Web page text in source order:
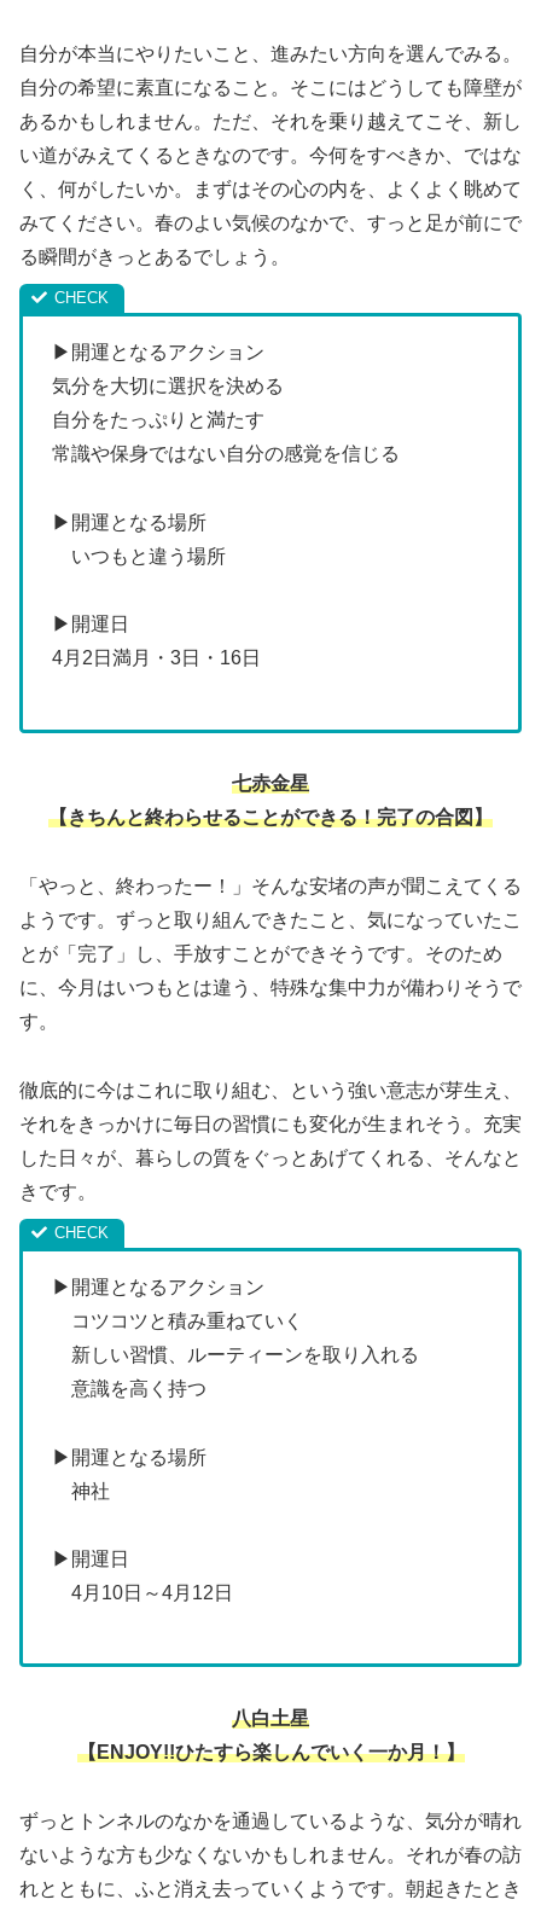
自分が本当にやりたいこと、進みたい方向を選んでみる。
自分の希望に素直になること。そこにはどうしても障壁が
あるかもしれません。ただ、それを乗り越えてこそ、新し
い道がみえてくるときなのです。今何をすべきか、ではな
く、何がしたいか。まずはその心の内を、よくよく眺めて
みてください。春のよい気候のなかで、すっと足が前にで
る瞬間がきっとあるでしょう。
▶開運となるアクション
気分を大切に選択を決める
自分をたっぷりと満たす
常識や保身ではない自分の感覚を信じる
▶開運となる場所
いつもと違う場所
▶開運日
4月2日満月・3日・16日
七赤金星
【きちんと終わらせることができる！完了の合図】
「やっと、終わったー！」そんな安堵の声が聞こえてくる
ようです。ずっと取り組んできたこと、気になっていたこ
とが「完了」し、手放すことができそうです。そのため
に、今月はいつもとは違う、特殊な集中力が備わりそうで
す。
徹底的に今はこれに取り組む、という強い意志が芽生え、
それをきっかけに毎日の習慣にも変化が生まれそう。充実
した日々が、暮らしの質をぐっとあげてくれる、そんなと
きです。
▶開運となるアクション
コツコツと積み重ねていく
新しい習慣、ルーティーンを取り入れる
意識を高く持つ
▶開運となる場所
神社
▶開運日
4月10日～4月12日
八白土星
【ENJOY!!ひたすら楽しんでいく一か月！】
ずっとトンネルのなかを通過しているような、気分が晴れ
ないような方も少なくないかもしれません。それが春の訪
れとともに、ふと消え去っていくようです。朝起きたとき